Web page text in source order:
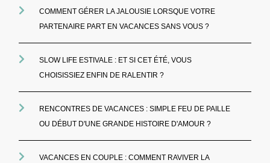
COMMENT GÉRER LA JALOUSIE LORSQUE VOTRE
PARTENAIRE PART EN VACANCES SANS VOUS ?
SLOW LIFE ESTIVALE : ET SI CET ÉTÉ, VOUS
CHOISISSIEZ ENFIN DE RALENTIR ?
RENCONTRES DE VACANCES : SIMPLE FEU DE PAILLE
OU DÉBUT D'UNE GRANDE HISTOIRE D'AMOUR ?
VACANCES EN COUPLE : COMMENT RAVIVER LA